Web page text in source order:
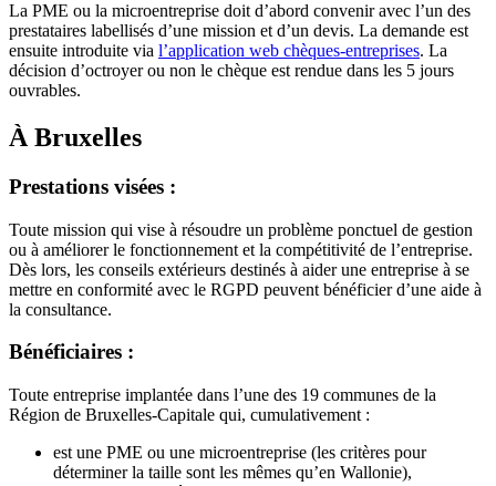
La PME ou la microentreprise doit d’abord convenir avec l’un des
prestataires labellisés d’une mission et d’un devis. La demande est
ensuite introduite via l’application web chèques-entreprises. La
décision d’octroyer ou non le chèque est rendue dans les 5 jours
ouvrables.
À Bruxelles
Prestations visées :
Toute mission qui vise à résoudre un problème ponctuel de gestion
ou à améliorer le fonctionnement et la compétitivité de l’entreprise.
Dès lors, les conseils extérieurs destinés à aider une entreprise à se
mettre en conformité avec le RGPD peuvent bénéficier d’une aide à
la consultance.
Bénéficiaires :
Toute entreprise implantée dans l’une des 19 communes de la
Région de Bruxelles-Capitale qui, cumulativement :
est une PME ou une microentreprise (les critères pour
déterminer la taille sont les mêmes qu’en Wallonie),